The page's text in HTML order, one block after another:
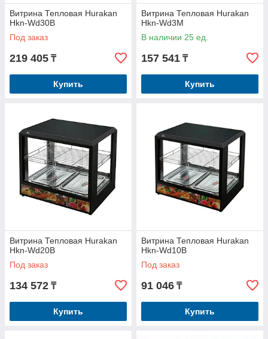
Витрина Тепловая Hurakan
Hkn-Wd30B
Под заказ
219 405 ₸
Купить
Витрина Тепловая Hurakan
Hkn-Wd3M
В наличии 25 ед.
157 541 ₸
Купить
Витрина Тепловая Hurakan
Hkn-Wd20B
Под заказ
134 572 ₸
Купить
Витрина Тепловая Hurakan
Hkn-Wd10B
Под заказ
91 046 ₸
Купить